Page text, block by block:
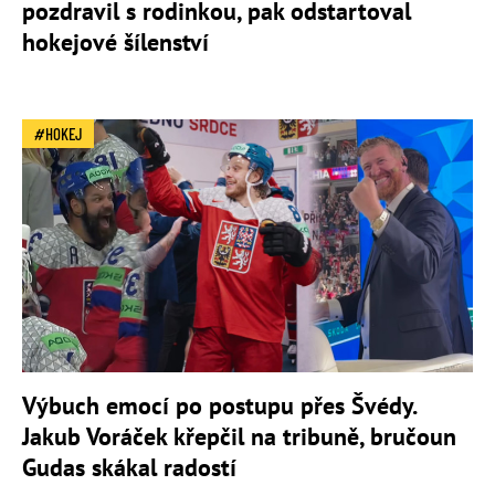
pozdravil s rodinkou, pak odstartoval
hokejové šílenství
HOKEJ
Výbuch emocí po postupu přes Švédy.
Jakub Voráček křepčil na tribuně, bručoun
Gudas skákal radostí